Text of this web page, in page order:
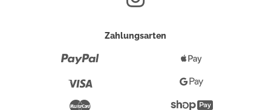
Zahlungsarten
Pay
Google
Pay